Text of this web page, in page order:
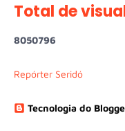
Total de
8050796
Repórter Seridó
Tecnologia do